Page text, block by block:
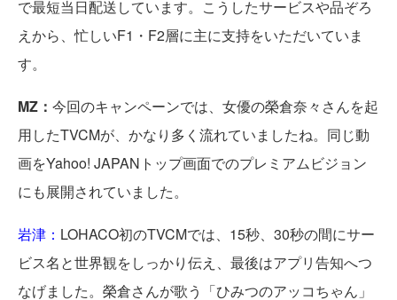
で最短当日配送しています。こうしたサービスや品ぞろ
えから、忙しいF1・F2層に主に支持をいただいていま
す。
MZ： 今回のキャンペーンでは、女優の榮倉奈々さんを起
用したTVCMが、かなり多く流れていましたね。同じ動
画をYahoo! JAPANトップ画面でのプレミアムビジョン
にも展開されていました。
岩津： LOHACO初のTVCMでは、15秒、30秒の間にサー
ビス名と世界観をしっかり伝え、最後はアプリ告知へつ
なげました。榮倉さんが歌う「ひみつのアッコちゃん」